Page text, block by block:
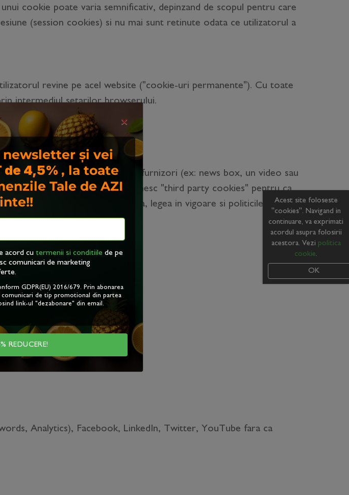
cookie poate varia semnificativ, depinzand de scopul pentru care
(session cookies) si nu mai sunt retinute odata ce utilizatorul a
revine pe acel website ("cookie-uri permanente"). Cu toate
intermediul setarilor browserului.
intermediul unor terte parti/furnizori (ex: news box, un video sau
site-ului si ele se numesc "third party cookies" pentru ca
sa respecte, de asemenea, legea in vigoare si politicile de
Analytics), Facebook, LinkedIn, Twitter, YouTube fara ca
Acest site foloseste
"cookies". Navigand in
continuare, va exprimati
acordul asupra folosirii
acestora. Vezi politica
cookie.
OK
×
newsletter și vei
de 4,5% , la toate
Tale de AZI
acord cu termenii si conditiile de pe
comunicari de marketing
GDPR(EU) 2016/679. Prin abonarea
de tip promotional din partea
link-ul "dezabonare" din email.
REDUCERE!